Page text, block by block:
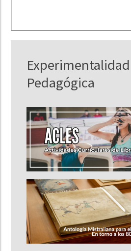
Experimentalidad
Pedagógica